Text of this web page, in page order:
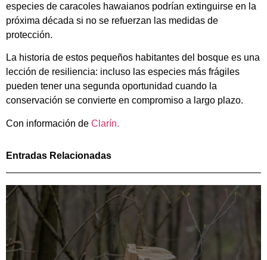
especies de caracoles hawaianos podrían extinguirse en la
próxima década si no se refuerzan las medidas de
protección.
La historia de estos pequeños habitantes del bosque es una
lección de resiliencia: incluso las especies más frágiles
pueden tener una segunda oportunidad cuando la
conservación se convierte en compromiso a largo plazo.
Con información de Clarín.
Entradas Relacionadas